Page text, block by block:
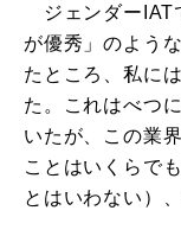
ジェンダーIAT
が優秀」のよう
たところ、私に
た。これはべつ
いたが、この業
ことはいくらで
とはいわない）